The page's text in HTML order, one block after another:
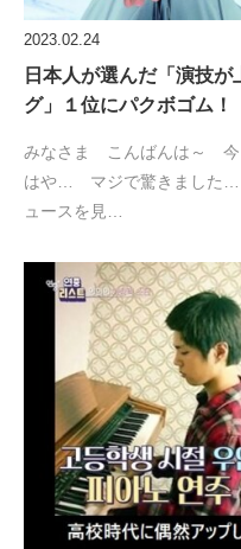
2023.02.24
日本人が選んだ「演技
グ」１位にパクボゴム
みなさま こんばんは～ 今
はや… マジで驚きました
ュースを見…